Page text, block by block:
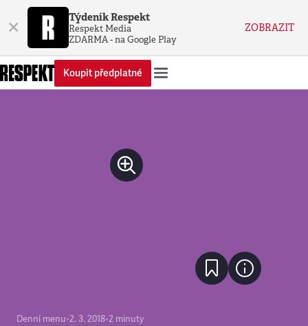
× Týdeník Respekt
Respekt Media
ZDARMA - na Google Play
ZOBRAZIT
Koupit předplatné
Denní menu•2. 3. 2018•2 minuty